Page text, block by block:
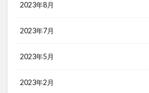
2023年8月
2023年7月
2023年5月
2023年2月